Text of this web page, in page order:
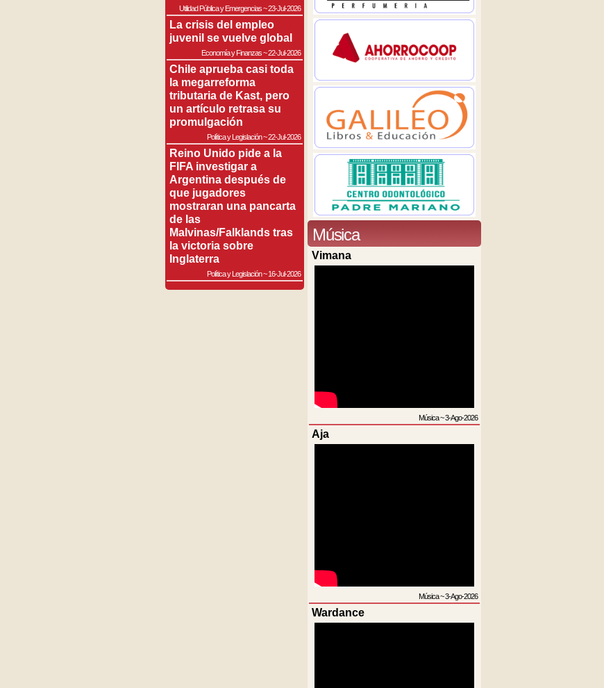
Utilidad Pública y Emergencias~23-Jul-2026
La crisis del empleo
juvenil se vuelve global
Economía y Finanzas~22-Jul-2026
Chile aprueba casi toda
la megarreforma
tributaria de Kast, pero
un artículo retrasa su
promulgación
Política y Legislación~22-Jul-2026
Reino Unido pide a la
FIFA investigar a
Argentina después de
que jugadores
mostraran una pancarta
de las
Malvinas/Falklands tras
la victoria sobre
Inglaterra
Política y Legislación~16-Jul-2026
Música
Vimana
Música~3-Ago-2026
Aja
Música~3-Ago-2026
Wardance